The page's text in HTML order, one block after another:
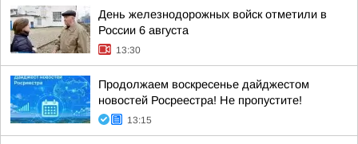
День железнодорожных войск отметили в
России 6 августа
13:30
Продолжаем воскресенье дайджестом
новостей Росреестра! Не пропустите!
13:15